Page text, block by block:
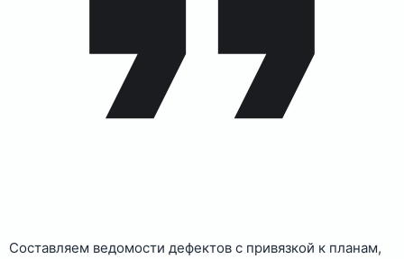
Составляем ведомости дефектов с привязкой к планам,